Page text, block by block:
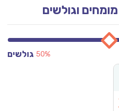
וגולשים
גולשים 50%